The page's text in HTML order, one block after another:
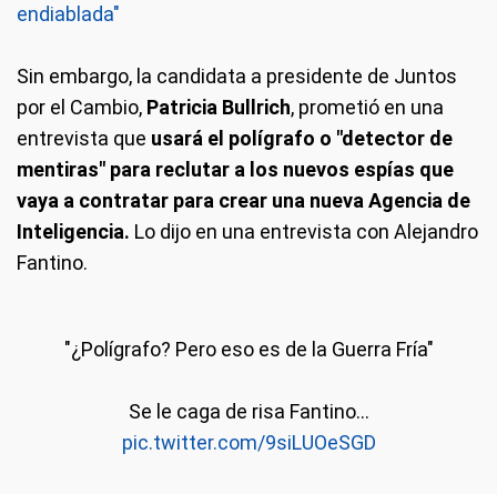
endiablada"
Sin embargo, la candidata a presidente de Juntos
por el Cambio, Patricia Bullrich, prometió en una
entrevista que usará el polígrafo o "detector de
mentiras" para reclutar a los nuevos espías que
vaya a contratar para crear una nueva Agencia de
Inteligencia. Lo dijo en una entrevista con Alejandro
Fantino.
"¿Polígrafo? Pero eso es de la Guerra Fría"
Se le caga de risa Fantino…
pic.twitter.com/9siLUOeSGD